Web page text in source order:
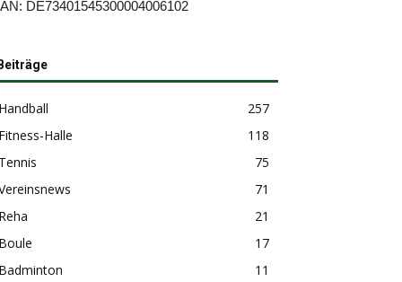
DE73401545300004006102
Beiträge
Handball
257
Fitness-Halle
118
Tennis
75
71
Reha
21
Boule
17
Badminton
11